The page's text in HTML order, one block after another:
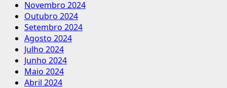
Novembro 2024
Outubro 2024
Setembro 2024
Agosto 2024
Julho 2024
Junho 2024
Maio 2024
Abril 2024